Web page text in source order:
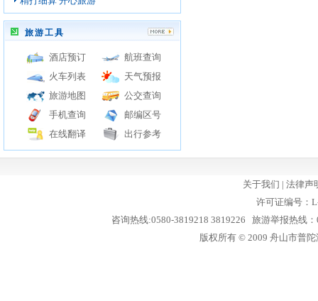
旅游工具
酒店预订
航班查询
火车列表
天气预报
旅游地图
公交查询
手机查询
邮编区号
在线翻译
出行参考
关于我们 | 法律声
许可证编号：
咨询热线:0580-3819218 3819226 旅游举报热线
版权所有 © 2009 舟山市普